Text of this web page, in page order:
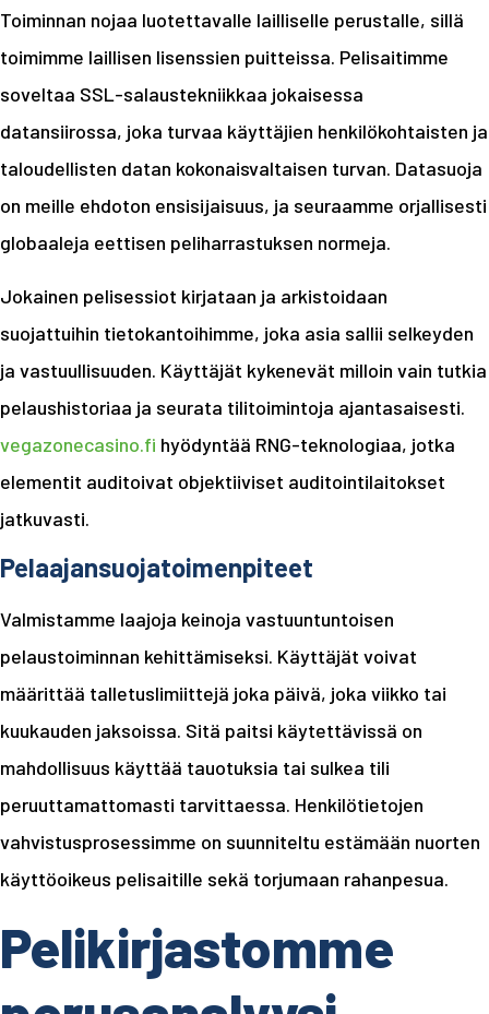
Toiminnan nojaa luotettavalle lailliselle perustalle, sillä
toimimme laillisen lisenssien puitteissa. Pelisaitimme
soveltaa SSL-salaustekniikkaa jokaisessa
datansiirossa, joka turvaa käyttäjien henkilökohtaisten ja
taloudellisten datan kokonaisvaltaisen turvan. Datasuoja
on meille ehdoton ensisijaisuus, ja seuraamme orjallisesti
globaaleja eettisen peliharrastuksen normeja.
Jokainen pelisessiot kirjataan ja arkistoidaan
suojattuihin tietokantoihimme, joka asia sallii selkeyden
ja vastuullisuuden. Käyttäjät kykenevät milloin vain tutkia
pelaushistoriaa ja seurata tilitoimintoja ajantasaisesti.
vegazonecasino.fi hyödyntää RNG-teknologiaa, jotka
elementit auditoivat objektiiviset auditointilaitokset
jatkuvasti.
Pelaajansuojatoimenpiteet
Valmistamme laajoja keinoja vastuuntuntoisen
pelaustoiminnan kehittämiseksi. Käyttäjät voivat
määrittää talletuslimiittejä joka päivä, joka viikko tai
kuukauden jaksoissa. Sitä paitsi käytettävissä on
mahdollisuus käyttää tauotuksia tai sulkea tili
peruuttamattomasti tarvittaessa. Henkilötietojen
vahvistusprosessimme on suunniteltu estämään nuorten
käyttöoikeus pelisaitille sekä torjumaan rahanpesua.
Pelikirjastomme